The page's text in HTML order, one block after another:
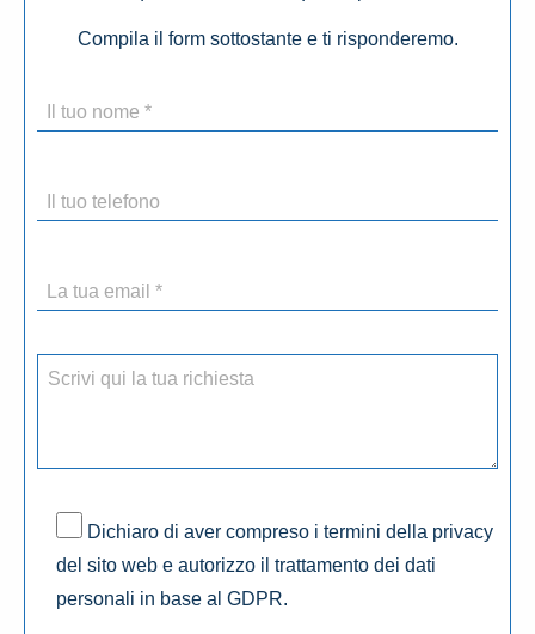
Compila il form sottostante e ti risponderemo.
Dichiaro di aver compreso i termini della privacy
del sito web e autorizzo il trattamento dei dati
personali in base al GDPR.